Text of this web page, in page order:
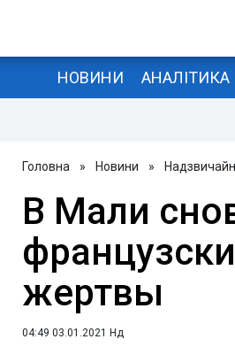
НОВИНИ АНАЛІТИКА
Головна » Новини »
В Мали
жертвы
04:49 03.01.2021 Нд